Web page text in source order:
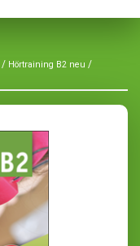
/ Hörtraining B2 neu /